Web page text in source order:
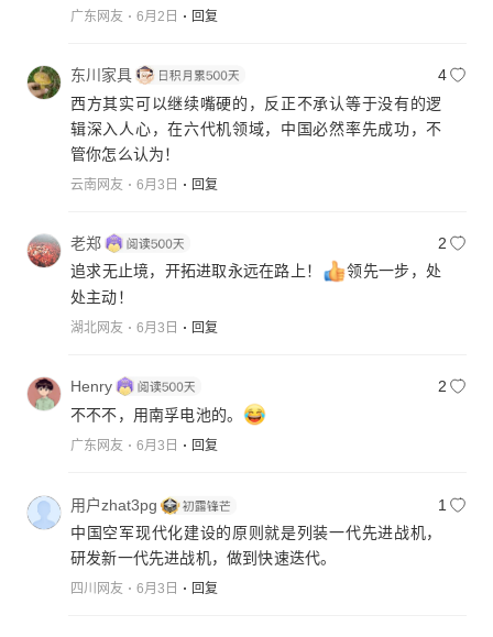
广东网友 6月2日 回复
东川家具
4
西方其实可以继续嘴硬的，反正不承认等于没有的逻
辑深入人心，在六代机领域，中国必然率先成功，不
管你怎么认为！
云南网友 6月3日 回复
老郑
2
追求无止境，开拓进取永远在路上！
领先一步，处
处主动！
湖北网友 6月3日 回复
Henry
2
不不不，用南孚电池的。
广东网友 6月3日 回复
用户zhat3pg
1
中国空军现代化建设的原则就是列装一代先进战机，
研发新一代先进战机，做到快速迭代。
四川网友 6月3日 回复